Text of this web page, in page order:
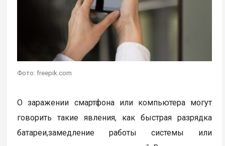
Фото: freepik.com
О заражении смартфона или компьютера могут
говорить такие явления, как быстрая разрядка
батареи,замедление работы системы или